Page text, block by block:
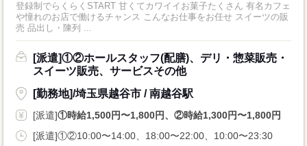
登録制でらくらくSTART 甘くてカワイイお菓子たくさん 有名カフェ
や憧れのお店で働けるチャンス こんなお仕事をお任せ スイーツの販
売 品出し・陳列 ...
[派遣]①②ホールスタッフ(配膳)、デリ・惣菜販売・
スイーツ販売、サービスその他
[勤務地]/埼玉県越谷市 / 南越谷駅
[派遣]①時給1,500円〜1,800円、②時給1,300円〜1,800円
[派遣]①②10:00〜14:00、18:00〜22:00、10:00〜23:30